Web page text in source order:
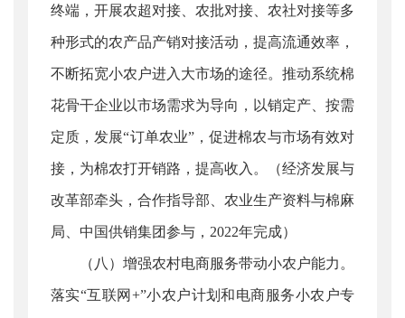
终端，开展农超对接、农批对接、农社对接等多
种形式的农产品产销对接活动，提高流通效率，
不断拓宽小农户进入大市场的途径。推动系统棉
花骨干企业以市场需求为导向，以销定产、按需
定质，发展“订单农业”，促进棉农与市场有效对
接，为棉农打开销路，提高收入。（经济发展与
改革部牵头，合作指导部、农业生产资料与棉麻
局、中国供销集团参与，2022年完成）
（八）增强农村电商服务带动小农户能力。
落实“互联网+”小农户计划和电商服务小农户专